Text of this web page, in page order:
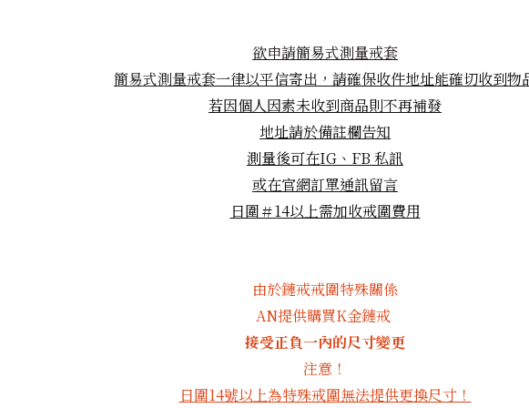
欲申請簡易式測量戒套
簡易式測量戒套一律以平信寄出，請確保收件地址能確切收到物
若因個人因素未收到商品則不再補發
地址請於備註欄告知
測量後可在IG、FB 私訊
或在官網訂單通訊留言
日圍＃14以上需加收戒圍費用
由於鏈戒戒圍特殊關係
AN提供購買K金鏈戒
接受正負一內的尺寸變更
注意！
日圍14號以上為特殊戒圍無法提供更換尺寸！